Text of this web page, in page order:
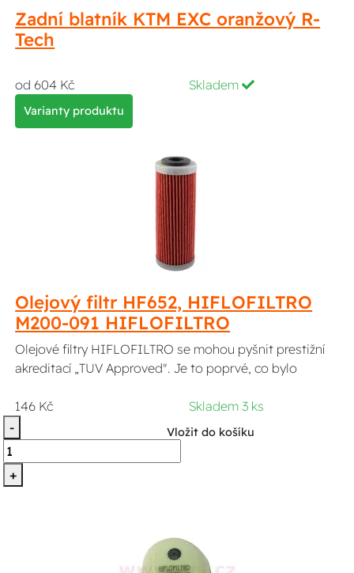
Zadní blatník KTM EXC oranžový R-
Tech
od 604 Kč Skladem
Varianty produktu
Olejový filtr HF652, HIFLOFILTRO
M200-091 HIFLOFILTRO
Olejové filtry HIFLOFILTRO se mohou pyšnit prestižní
akreditací „TUV Approved". Je to poprvé, co bylo
146 Kč
Skladem 3 ks
-
+
Vložit do košíku